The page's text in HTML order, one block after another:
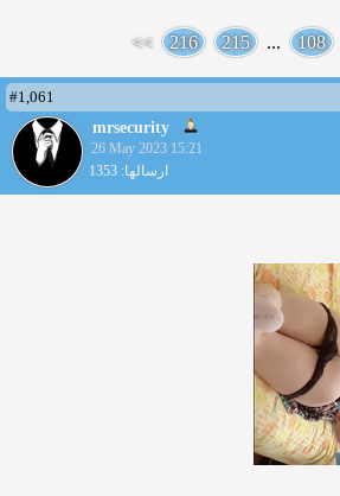
108
...
215
216
>>
#1,061
mrsecurity
26 May 2023 15:21
ارسالها: 1353